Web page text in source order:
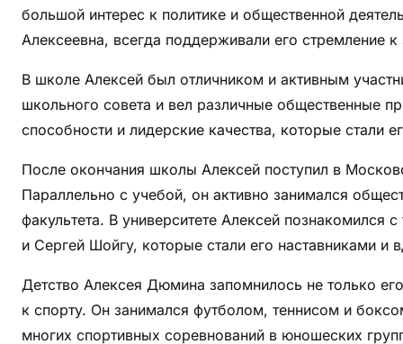
,
д
т
и
н
и
я
и
и
н
большой интерес к политике и общественной
Алексеевна, всегда поддерживали его стремление
В школе Алексей был отличником и активным
школьного совета и вел различные общественные
способности и лидерские качества, которые стали
После окончания школы Алексей поступил в
Параллельно с учебой, он активно занимался
факультета. В университете Алексей
и Сергей Шойгу, которые стали его наставниками и
Детство Алексея Дюмина запомнилось не только
к спорту. Он занимался футболом, теннисом и
многих спортивных соревнований в юношеских